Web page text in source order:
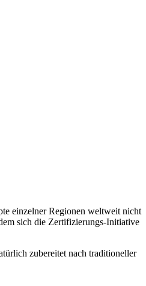
einzelner Regionen weltweit nicht
sich die Zertifizierungs-Initiative
zubereitet nach traditioneller